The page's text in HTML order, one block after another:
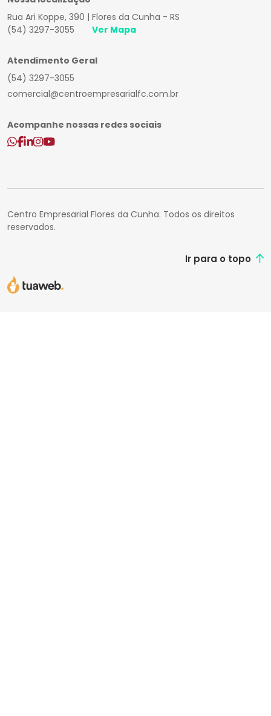
Rua Ari Koppe, 390 | Flores da Cunha - RS
(54) 3297-3055
Ver Mapa
Atendimento Geral
(54) 3297-3055
comercial@centroempresarialfc.com.br
Acompanhe nossas redes sociais
Centro Empresarial Flores da Cunha. Todos os direitos
reservados.
Ir para o topo